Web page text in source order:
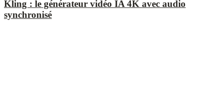
Kling : le générateur vidéo IA 4K avec audio
synchronisé